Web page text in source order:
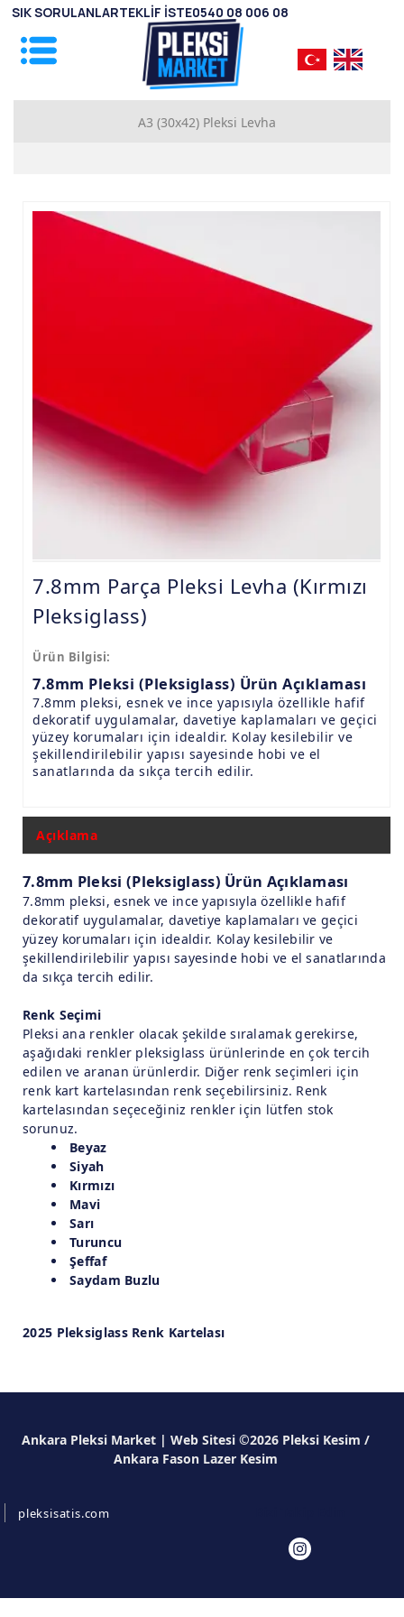
A3 (30x42) Pleksi Levha
2.8mm Pleksi Levhalar
9.8mm Pleksi Levhalar
15mm Pleksi Levhalar
20mm Pleksi Levhalar
7.8mm Parça Pleksi Levha (Kırmızı
Pleksiglass)
Ürün Bilgisi:
7.8mm Pleksi (Pleksiglass) Ürün Açıklaması
7.8mm pleksi, esnek ve ince yapısıyla özellikle hafif
dekoratif uygulamalar, davetiye kaplamaları ve geçici
yüzey korumaları için idealdir. Kolay kesilebilir ve
şekillendirilebilir yapısı sayesinde hobi ve el
sanatlarında da sıkça tercih edilir.
Açıklama
7.8mm Pleksi (Pleksiglass) Ürün Açıklaması
7.8mm pleksi, esnek ve ince yapısıyla özellikle hafif
dekoratif uygulamalar, davetiye kaplamaları ve geçici
yüzey korumaları için idealdir. Kolay kesilebilir ve
şekillendirilebilir yapısı sayesinde hobi ve el sanatlarında
da sıkça tercih edilir.
Renk Seçimi
Pleksi ana renkler olacak şekilde sıralamak gerekirse,
aşağıdaki renkler pleksiglass ürünlerinde en çok tercih
edilen ve aranan ürünlerdir. Diğer renk seçimleri için
renk kart kartelasından renk seçebilirsiniz. Renk
kartelasından seçeceğiniz renkler için lütfen stok
sorunuz.
Beyaz
Siyah
Kırmızı
Mavi
Sarı
Turuncu
Şeffaf
Saydam Buzlu
2025 Pleksiglass Renk Kartelası
SIK SORULANLARTEKLİF İSTE0540 08 006 08
Ankara Pleksi Market | Web Sitesi ©2026 Pleksi Kesim /
Ankara Fason Lazer Kesim
pleksisatis.com